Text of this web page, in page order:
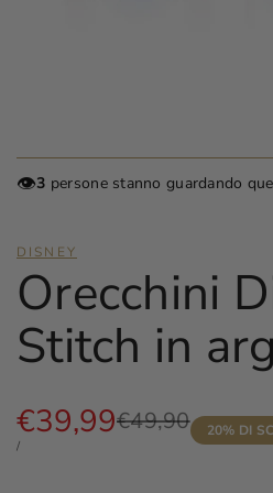
👁️3 persone stanno guardando
DISNEY
Orecchini
Stitch in
Prezzo
€49,90
Prezzo
scontato
€39,99
PREZZO
/PER
20% DI